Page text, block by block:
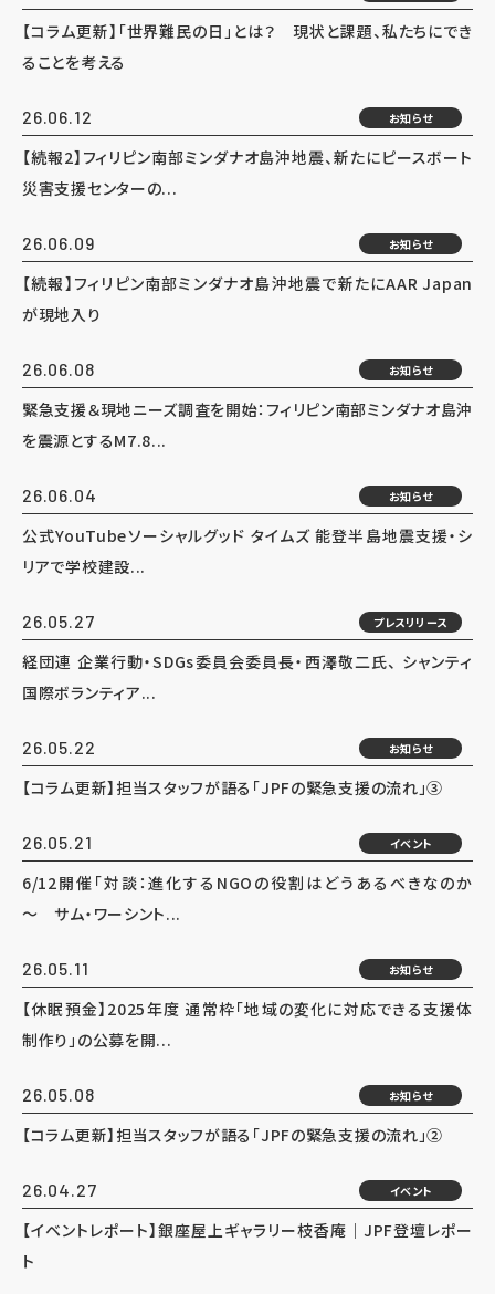
【コラム更新】「世界難民の日」とは？ 現状と課題、私たちにでき
ることを考える
26.06.12 お知らせ
【続報2】フィリピン南部ミンダナオ島沖地震、新たにピースボート
災害支援センターの...
26.06.09 お知らせ
【続報】フィリピン南部ミンダナオ島沖地震で新たにAAR Japan
が現地入り
26.06.08 お知らせ
緊急支援＆現地ニーズ調査を開始：フィリピン南部ミンダナオ島沖
を震源とするM7.8...
26.06.04 お知らせ
公式YouTubeソーシャルグッド タイムズ 能登半島地震支援・シ
リアで学校建設...
26.05.27 プレスリリース
経団連 企業行動・SDGs委員会委員長・西澤敬二氏、 シャンティ
国際ボランティア...
26.05.22 お知らせ
【コラム更新】担当スタッフが語る「JPFの緊急支援の流れ」③
26.05.21 イベント
6/12開催「対談：進化するNGOの役割はどうあるべきなのか
～ サム・ワーシント...
26.05.11 お知らせ
【休眠預金】2025年度 通常枠「地域の変化に対応できる支援体
制作り」の公募を開...
26.05.08 お知らせ
【コラム更新】担当スタッフが語る「JPFの緊急支援の流れ」②
26.04.27 イベント
【イベントレポート】銀座屋上ギャラリー枝香庵｜JPF登壇レポー
ト